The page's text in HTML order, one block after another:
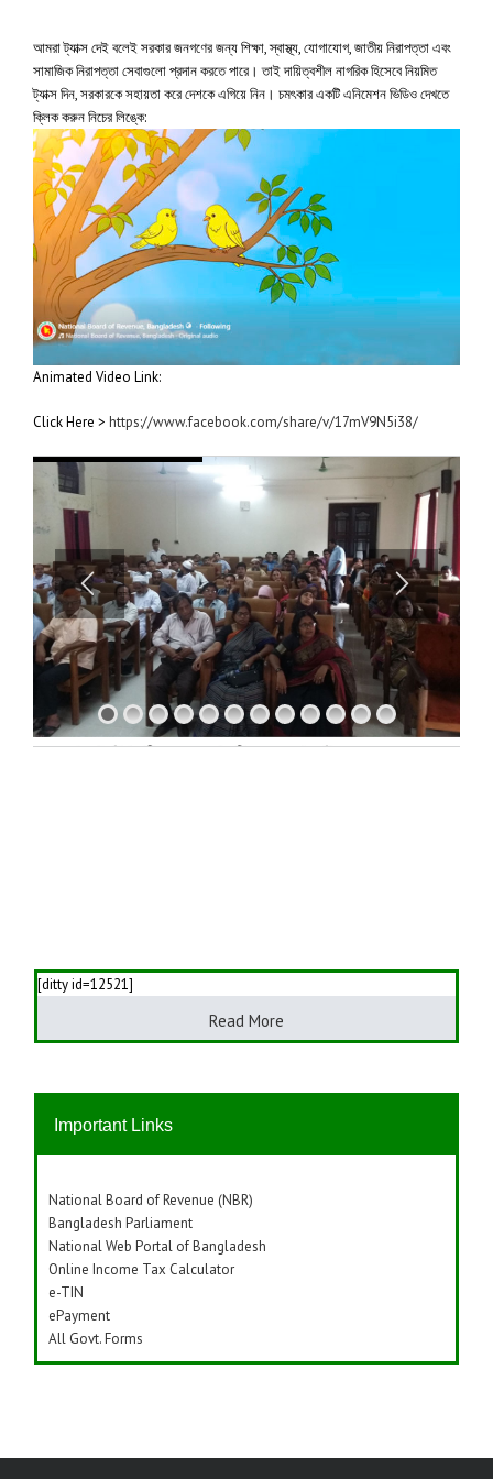
আমরা ট্যাক্স দেই বলেই সরকার জনগণের জন্য শিক্ষা, স্বাস্থ্য, যোগাযোগ, জাতীয় নিরাপত্তা এবং
সামাজিক নিরাপত্তা সেবাগুলো প্রদান করতে পারে। তাই দায়িত্বশীল নাগরিক হিসেবে নিয়মিত
ট্যাক্স দিন, সরকারকে সহায়তা করে দেশকে এগিয়ে নিন। চমৎকার একটি এনিমেশন ভিডিও দেখতে
ক্লিক করুন নিচের লিঙ্কে:
Animated Video Link:
Click Here > https://www.facebook.com/share/v/17mV9N5i38/
[ditty id=12521]
Read More
Important Links
National Board of Revenue (NBR)
Bangladesh Parliament
National Web Portal of Bangladesh
Online Income Tax Calculator
e-TIN
ePayment
All Govt. Forms